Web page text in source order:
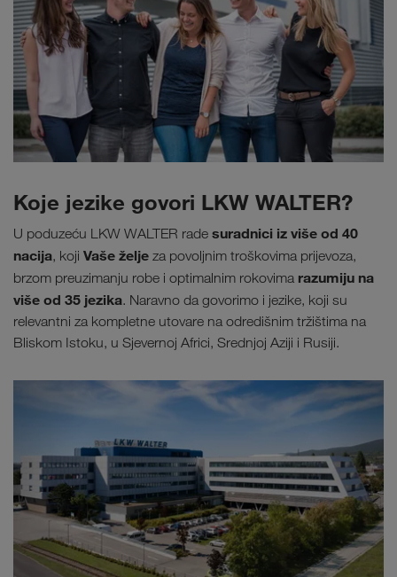
Koje jezike govori LKW WALTER?
U poduzeću LKW WALTER rade suradnici iz više od 40
nacija, koji Vaše želje za povoljnim troškovima prijevoza,
brzom preuzimanju robe i optimalnim rokovima razumiju na
više od 35 jezika. Naravno da govorimo i jezike, koji su
relevantni za kompletne utovare na odredišnim tržištima na
Bliskom Istoku, u Sjevernoj Africi, Srednjoj Aziji i Rusiji.